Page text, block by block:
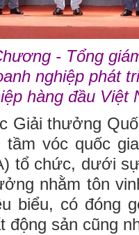
- Tổng
nghiệp phát
hàng đầu Việt
Giải thưởng
vóc quốc
tổ chức, dưới
nhằm tôn
biểu, có đóng
động sản cũng